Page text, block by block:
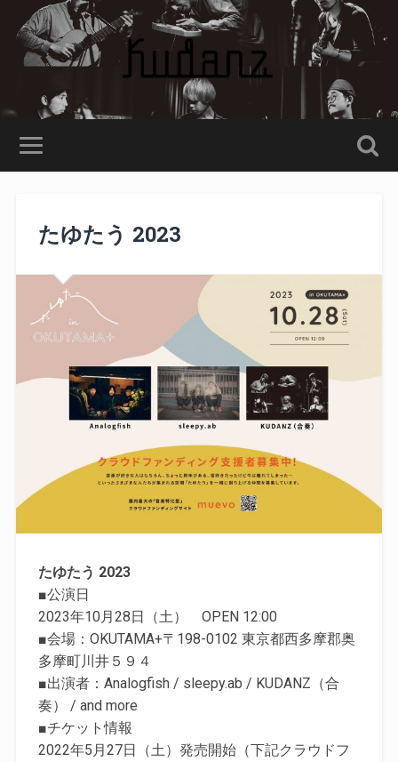
たゆたう 2023
たゆたう 2023
■公演日
2023年10月28日（土） OPEN 12:00
■会場：OKUTAMA+〒198-0102 東京都西多摩郡奥
多摩町川井５９４
■出演者：Analogfish / sleepy.ab / KUDANZ（合
奏） / and more
■チケット情報
2022年5月27日（土）発売開始（下記クラウドフ